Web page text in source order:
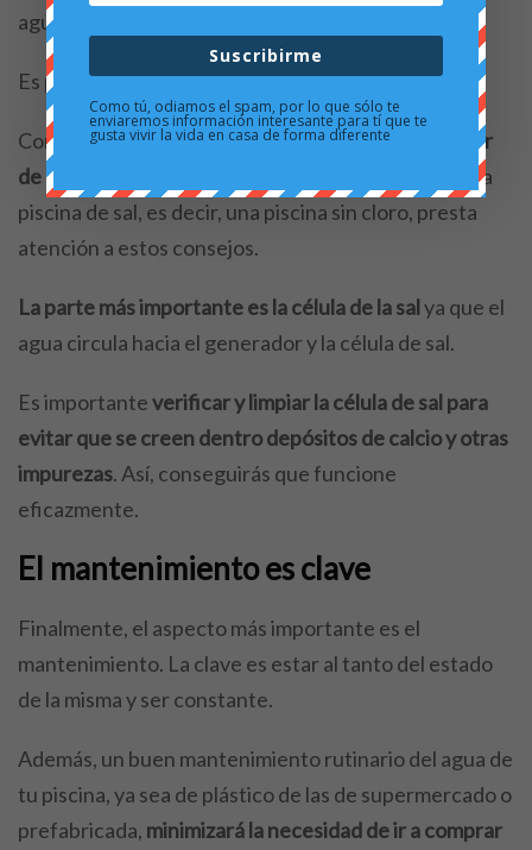
agua esté limpia en un flujo constante.
Es preferible que eches de menos que de más.
Con respecto al cloroconviene revisar el generador
de cloro de la piscina
. Si tienes un sistema de sal, una
piscina de sal, es decir, una piscina sin cloro, presta
atención a estos consejos.
La parte más importante es la célula de la salya que el
agua circula hacia el generador y la célula de sal.
Es importanteverificar y limpiar la célula de sal para
evitar que se creen dentro depósitos de calcio y otras
impurezas. Así, conseguirás que funcione
eficazmente.
El mantenimiento es clave
Finalmente, el aspecto más importante es el
mantenimiento. La clave es estar al tanto del estado
de la misma y ser constante.
Además, un buen mantenimiento rutinario del agua de
tu piscina, ya sea de plástico de las de supermercado o
prefabricada, minimizará la necesidad de ir a comprar
Suscribirme
Como tú, odiamos el spam, por lo que sólo te
enviaremos información interesante para tí que te
gusta vivir la vida en casa de forma diferente